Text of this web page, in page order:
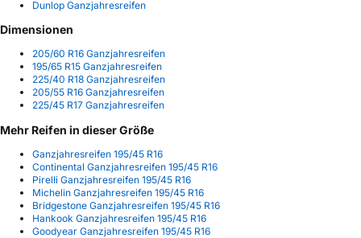
Dunlop Ganzjahresreifen
Dimensionen
205/60 R16 Ganzjahresreifen
195/65 R15 Ganzjahresreifen
225/40 R18 Ganzjahresreifen
205/55 R16 Ganzjahresreifen
225/45 R17 Ganzjahresreifen
Mehr Reifen in dieser Größe
Ganzjahresreifen 195/45 R16
Continental Ganzjahresreifen 195/45 R16
Pirelli Ganzjahresreifen 195/45 R16
Michelin Ganzjahresreifen 195/45 R16
Bridgestone Ganzjahresreifen 195/45 R16
Hankook Ganzjahresreifen 195/45 R16
Goodyear Ganzjahresreifen 195/45 R16